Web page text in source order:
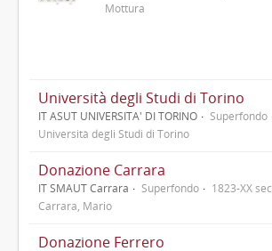
Mottura
Università degli Studi di Torino
IT ASUT UNIVERSITA' DI TORINO Superfondo
Università degli Studi di Torino
Donazione Carrara
IT SMAUT Carrara Superfondo
1823-XX sec.
Carrara, Mario
Donazione Ferrero